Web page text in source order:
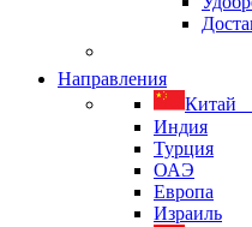
Направления
Китай
Индия
Турция
ОАЭ
Европа
Израиль